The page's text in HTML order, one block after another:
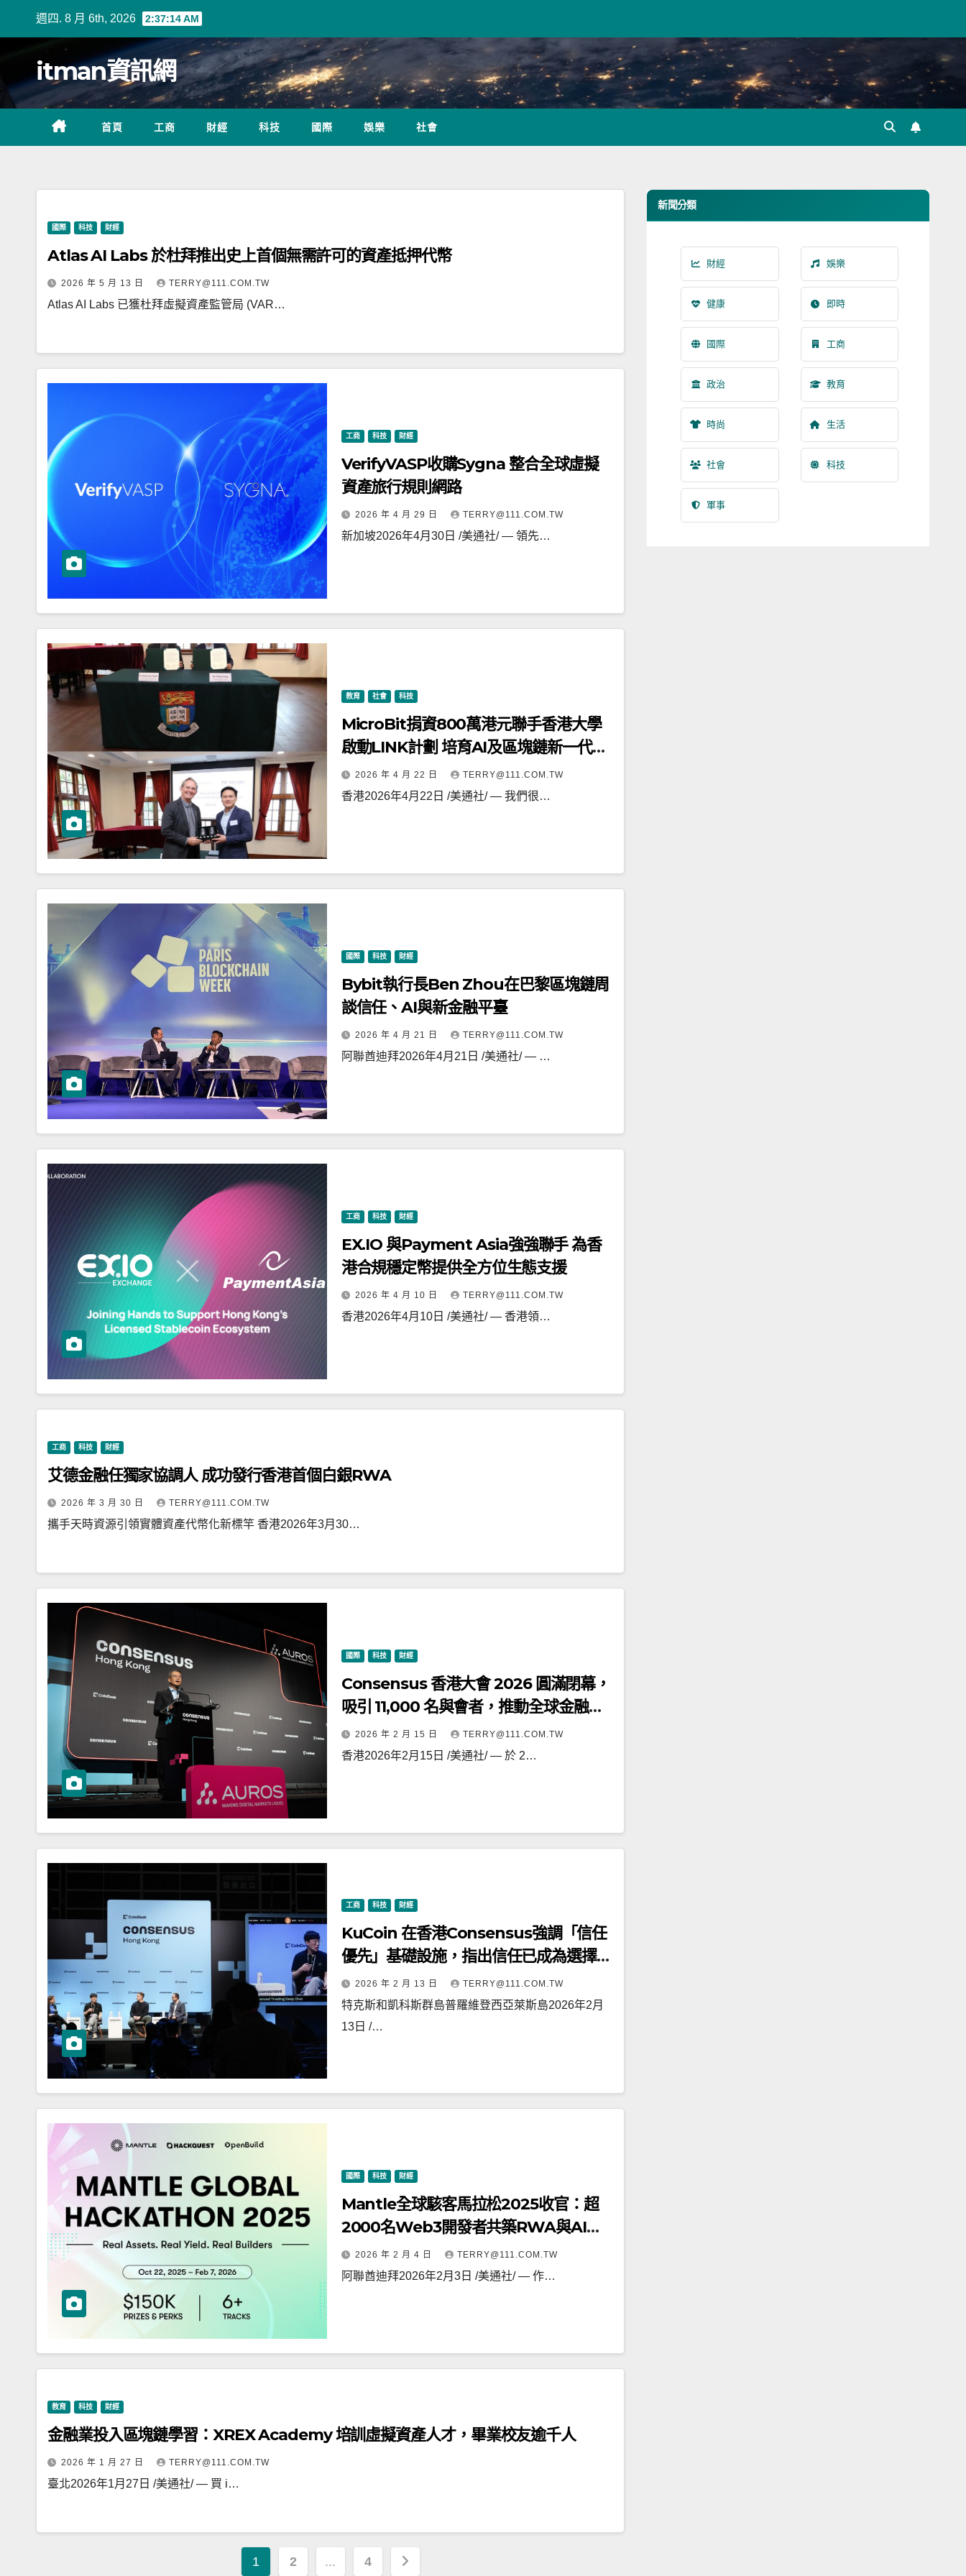
週四. 8 月 6th, 2026 2:37:15 AM
itman資訊網
首頁 工商 財經 科技 國際 娛樂 社會
國際 科技 財經
Atlas AI Labs 於杜拜推出史上首個無需許可的資產抵押代幣
2026 年 5 月 13 日 TERRY@111.COM.TW
Atlas AI Labs 已獲杜拜虛擬資產監管局 (VAR…
工商 科技 財經
VerifyVASP收購Sygna 整合全球虛擬
資產旅行規則網路
2026 年 4 月 29 日 TERRY@111.COM.TW
新加坡2026年4月30日 /美通社/ — 領先…
教育 社會 科技
MicroBit捐資800萬港元聯手香港大學
啟動LINK計劃 培育AI及區塊鏈新一代領
袖與企業家
2026 年 4 月 22 日 TERRY@111.COM.TW
香港2026年4月22日 /美通社/ — 我們很…
國際 科技 財經
Bybit執行長Ben Zhou在巴黎區塊鏈周
談信任、AI與新金融平臺
2026 年 4 月 21 日 TERRY@111.COM.TW
阿聯酋迪拜2026年4月21日 /美通社/ — …
工商 科技 財經
EX.IO 與Payment Asia強強聯手 為香
港合規穩定幣提供全方位生態支援
2026 年 4 月 10 日 TERRY@111.COM.TW
香港2026年4月10日 /美通社/ — 香港領…
工商 科技 財經
艾德金融任獨家協調人 成功發行香港首個白銀RWA
2026 年 3 月 30 日 TERRY@111.COM.TW
攜手天時資源引領實體資產代幣化新標竿 香港2026年3月30…
國際 科技 財經
Consensus 香港大會 2026 圓滿閉幕，
吸引 11,000 名與會者，推動全球金融與
數碼資產對話
2026 年 2 月 15 日 TERRY@111.COM.TW
香港2026年2月15日 /美通社/ — 於 2…
工商 科技 財經
KuCoin 在香港Consensus強調「信任
優先」基礎設施，指出信任已成為選擇交
易平臺的關鍵因素
2026 年 2 月 13 日 TERRY@111.COM.TW
特克斯和凱科斯群島普羅維登西亞萊斯島2026年2月
13日 /…
國際 科技 財經
Mantle全球駭客馬拉松2025收官：超
2000名Web3開發者共築RWA與AI新
浪潮2026 年 2 月 4 日 TERRY@111.COM.TW
阿聯酋迪拜2026年2月3日 /美通社/ — 作…
教育 科技 財經
金融業投入區塊鏈學習：XREX Academy 培訓虛擬資產人才，畢業校友逾千人
2026 年 1 月 27 日 TERRY@111.COM.TW
臺北2026年1月27日 /美通社/ — 買 i…
文
1 2 ... 4
新聞分類
財經 娛樂
健康 即時
國際 工商
政治 教育
時尚 生活
社會 科技
軍事